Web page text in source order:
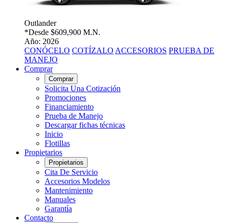
Outlander
*Desde $609,900 M.N.
Año: 2026
CONÓCELO COTÍZALO ACCESORIOS PRUEBA DE
MANEJO
Comprar
Comprar
Solicita Una Cotización
Promociones
Financiamiento
Prueba de Manejo
Descargar fichas técnicas
Inicio
Flotillas
Propietarios
Propietarios
Cita De Servicio
Accesorios Modelos
Mantenimiento
Manuales
Garantía
Contacto